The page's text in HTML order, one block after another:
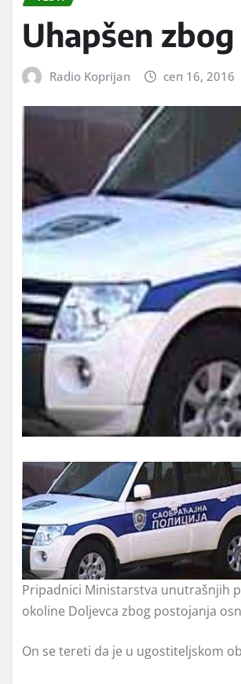
Uhapšen
Radio Koprijan сеп 16, 2016
Pripadnici Ministarstva unutrašnjih
okoline Doljevca zbog postojanja
On se tereti da je u ugostiteljskom